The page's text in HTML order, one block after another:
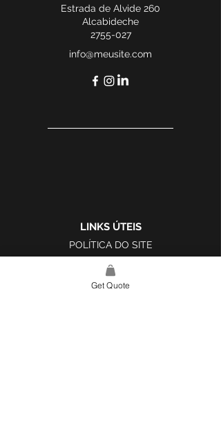
Estrada de Alvide 260
Alcabideche
2755-027
info@meusite.com
LINKS ÚTEIS
POLÍTICA DO SITE
LIVRO DE RECLAMAÇÕES
Get Quote